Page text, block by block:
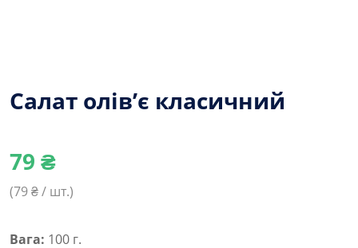
Салат олів’є класичний
79 ₴
(79₴ / шт.)
Вага: 100 г.